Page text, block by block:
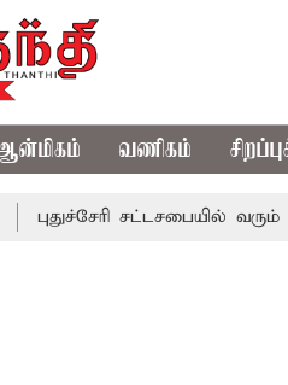
வணிகம்
சட்டசபையில் வரும் 24ம்